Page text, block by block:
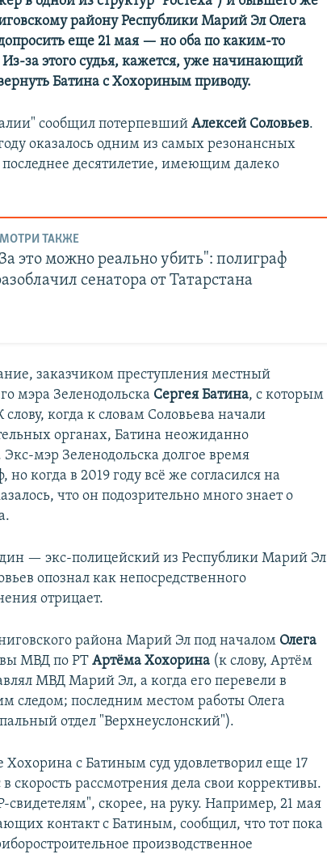
району Республики Марий Эл Олега
еще 21 мая — но оба по каким-то
за этого судья, кажется, уже начинающий
Батина с Хохориным приводу.
сообщил потерпевшийАлексей Соловьев.
оказалось одним из самых резонансных
десятилетие, имеющим далеко
ТАКЖЕ
это можно реально убить": полиграф
сенатора от Татарстана
заказчиком преступления местный
мэра Зеленодольска Сергея Батина, с которым
когда к словам Соловьева начали
органах, Батина неожиданно
мэр Зеленодольска долгое время
когда в 2019 году всё же согласился на
что он подозрительно много знает о
— экс-полицейский из Республики Марий Эл
опознал как непосредственного
отрицает.
района Марий Эл под началом Олега
МВД по РТАртёма Хохорина (к слову, Артём
МВД Марий Эл, а когда его перевели в
следом; последним местом работы Олега
отдел "Верхнеуслонский").
Хохорина с Батиным суд удовлетворил еще 17
скорость рассмотрения дела свои коррективы.
свидетелям", скорее, на руку. Например, 21 мая
контакт с Батиным, сообщил, что тот пока
производственное